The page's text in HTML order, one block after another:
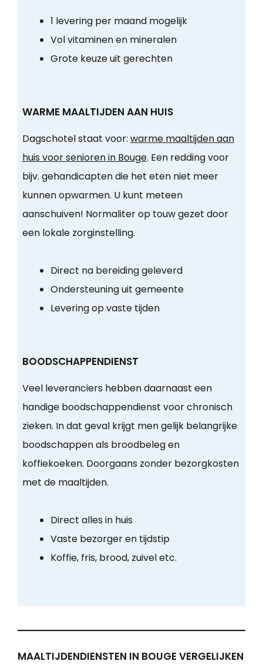
1 levering per maand mogelijk
Vol vitaminen en mineralen
Grote keuze uit gerechten
WARME MAALTIJDEN AAN HUIS
Dagschotel staat voor: warme maaltijden aan
huis voor senioren in Bouge. Een redding voor
bijv. gehandicapten die het eten niet meer
kunnen opwarmen. U kunt meteen
aanschuiven! Normaliter op touw gezet door
een lokale zorginstelling.
Direct na bereiding geleverd
Ondersteuning uit gemeente
Levering op vaste tijden
BOODSCHAPPENDIENST
Veel leveranciers hebben daarnaast een
handige boodschappendienst voor chronisch
zieken. In dat geval krijgt men gelijk belangrijke
boodschappen als broodbeleg en
koffiekoeken. Doorgaans zonder bezorgkosten
met de maaltijden.
Direct alles in huis
Vaste bezorger en tijdstip
Koffie, fris, brood, zuivel etc.
MAALTIJDENDIENSTEN IN BOUGE VERGELIJKEN